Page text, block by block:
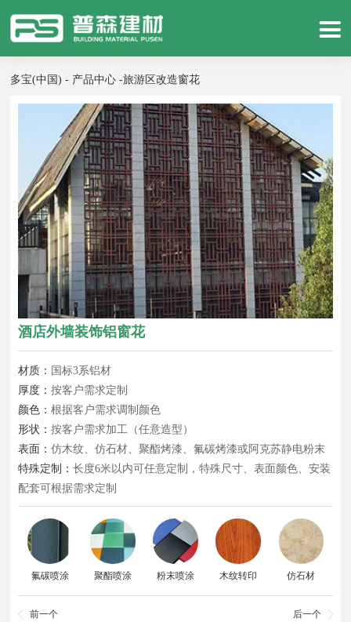
多宝(中国) - 产品中心 -旅游区改造窗花
酒店外墙装饰铝窗花
材质： 国标3系铝材
厚度：按客户需求定制
颜色：根据客户需求调制颜色
形状：按客户需求加工（任意造型）
表面：仿木纹、仿石材、聚酯烤漆、氟碳烤漆或阿克苏静电粉末
特殊定制：长度6米以内可任意定制，特殊尺寸、表面颜色、安装
配套可根据需求定制
氟碳喷涂 聚酯喷涂 粉末喷涂 木纹转印 仿石材
后一个
前一个